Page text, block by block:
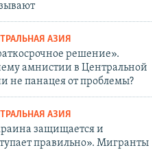
АЗИЯ
решение».
амнистии в Центральной
не панацея от проблемы?
АЗИЯ
защищается и
правильно». Мигранты